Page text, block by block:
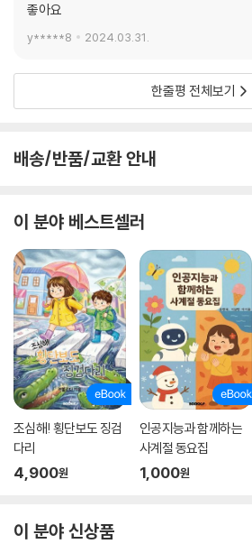
좋아요
y*****8 2024.03.31.
한줄평 전체보기
배송/반품/교환 안내
이 분야 베스트셀러
조심해! 횡단보도 징검
다리
4,900원
인공지능과 함께하는
사계절 동요집
1,000원
이 분야 신상품